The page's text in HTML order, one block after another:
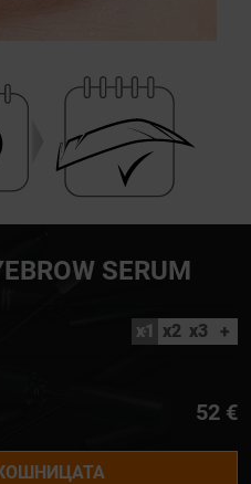
SERUM
x1 x2 x3 +
52 €